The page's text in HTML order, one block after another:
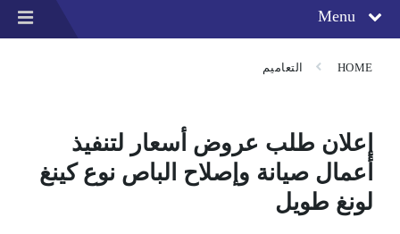
Menu
HOME التعاميم
إعلان طلب عروض أسعار لتنفيذ
أعمال صيانة وإصلاح الباص نوع كينغ
لونغ طويل